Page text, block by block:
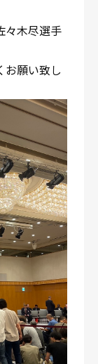
〜19:00
々木尽選手
お願い致し